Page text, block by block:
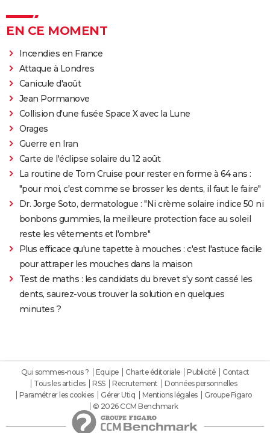
EN CE MOMENT
Incendies en France
Attaque à Londres
Canicule d'août
Jean Pormanove
Collision d'une fusée Space X avec la Lune
Orages
Guerre en Iran
Carte de l'éclipse solaire du 12 août
La routine de Tom Cruise pour rester en forme à 64 ans :
"pour moi, c'est comme se brosser les dents, il faut le faire"
Dr. Jorge Soto, dermatologue : "Ni crème solaire indice 50 ni
bonbons gummies, la meilleure protection face au soleil
reste les vêtements et l'ombre"
Plus efficace qu'une tapette à mouches : c'est l'astuce facile
pour attraper les mouches dans la maison
Test de maths : les candidats du brevet s'y sont cassé les
dents, saurez-vous trouver la solution en quelques
minutes ?
Qui sommes-nous ? Equipe Charte éditoriale Publicité
Contact
Tous les articles
RSS Recrutement
Données personnelles
Paramétrer les cookies
Gérer Utiq Mentions légales
Groupe Figaro
© 2026 CCM Benchmark